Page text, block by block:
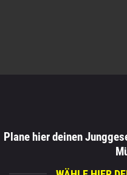
Plane hier deinen